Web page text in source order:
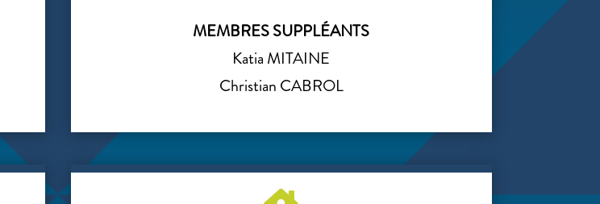
MEMBRES SUPPLÉANTS
Katia MITAINE
Christian CABROL